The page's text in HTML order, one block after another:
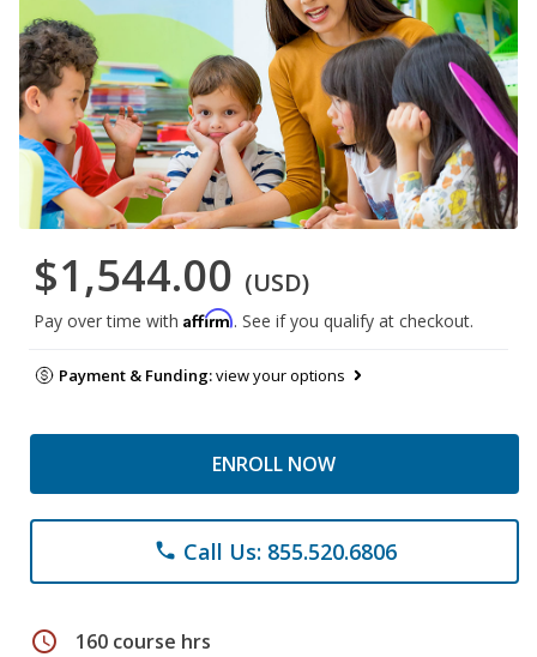
$1,544.00 (USD)
Pay over time with Affirm. See if you qualify at checkout.
Payment & Funding:view your options
ENROLL NOW
phone Call Us: 855.520.6806
schedule 160 course hrs